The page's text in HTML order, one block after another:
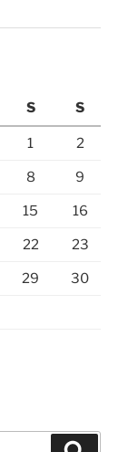
S S
1 2
8 9
15 16
22 23
29 30